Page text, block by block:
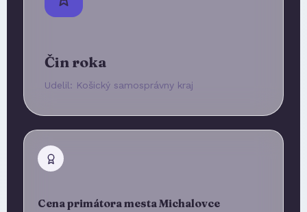
Čin roka
Udelil: Košický samosprávny kraj
Cena primátora mesta Michalovce